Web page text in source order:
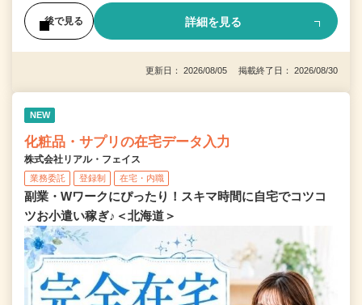
後で見る 詳細を見る
更新日： 2026/08/05 掲載終了日： 2026/08/30
NEW
化粧品・サプリの在宅データ入力
株式会社リアル・フェイス
業務委託 登録制 在宅・内職
副業・Wワークにぴったり！スキマ時間に自宅でコツコ
ツお小遣い稼ぎ♪＜北海道＞